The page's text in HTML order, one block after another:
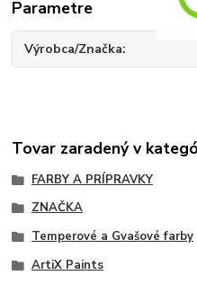
Parametre
Výrobca/Značka
Tovar zaradený v
FARBY A PRÍPRAVKY
ZNAČKA
Temperové a Gvašové farby
ArtiX Paints